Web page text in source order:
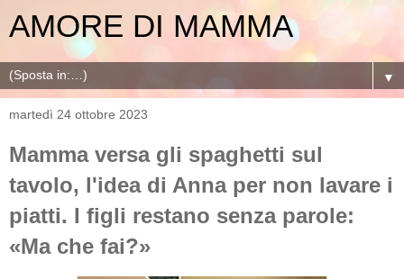
AMORE DI MAMMA
▼
martedì 24 ottobre 2023
Mamma versa gli spaghetti sul
tavolo, l'idea di Anna per non lavare i
piatti. I figli restano senza parole:
«Ma che fai?»